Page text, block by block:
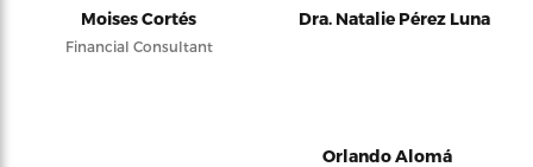
Moises Cortés
Financial Consultant
Dra. Natalie Pérez Luna
Orlando Alomá